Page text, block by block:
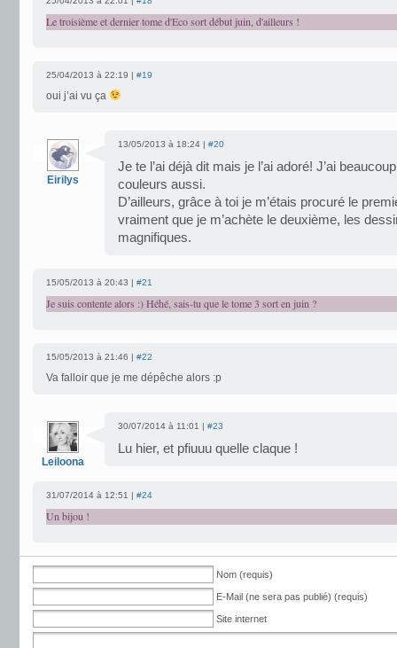
Le troisième et dernier tome d'Eco sort début juin, d'ailleurs !
25/04/2013 à 22:19 | #19
oui j’ai vu ça
Eirilys
13/05/2013 à 18:24 | #20
Je te l’ai déjà dit mais je l’ai adoré! J’ai
couleurs aussi.
D’ailleurs, grâce à toi je m’étais procuré le
vraiment que je m’achète le deuxième, les
magnifiques.
15/05/2013 à 20:43 | #21
Je suis contente alors :) Héhé, sais-tu que le tome 3 sort en juin ?
15/05/2013 à 21:46 | #22
Va falloir que je me dépêche alors :p
Leiloona
30/07/2014 à 11:01 | #23
Lu hier, et pfiuuu quelle claque !
31/07/2014 à 12:51 | #24
Un bijou !
Nom (requis)
E-Mail (ne sera pas publié) (requis)
Site internet